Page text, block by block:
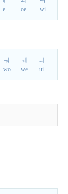
e
oe
wi
ㅝ
wo
ㅞ
we
ㅢ
ui